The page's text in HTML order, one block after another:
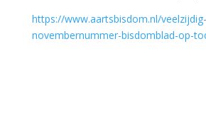
https://www.aartsbisdom.nl/veelzijdig-
novembernummer-bisdomblad-op-